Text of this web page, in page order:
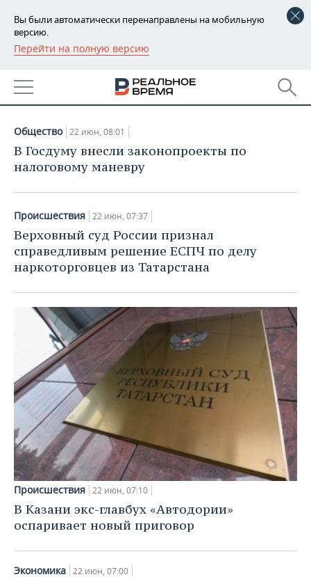
Вы были автоматически перенаправлены на мобильную
версию.
Перейти на полную версию
РЕГИОНЫ
БАШКОРТОСТАН
УДМУРТИЯ
НОВОСТИ
НОВОСТИ АНАЛИТИКИ
ДЕКЛАРАЦИИ О ДОХОДАХ
КОРОЛИ ГОСЗАКАЗА ПФО
ВУЗЫ ТАТАРСТАНА
КОМУ ПРИНАДЛЕЖАТ
ТАТАРСТАНА
ЭКОНОМИКА
НОВОСТИ ЭКОНОМИКИ
ФИНАНСЫ
БАНКИ
БЮДЖЕТ
ИНВЕСТИЦИИ
НОВОСТИ
ПРОМЫШЛЕННОСТИ
АГРОПРОМ
НЕФТЕХИМИЯ
НЕФТЬ
ОПК
ЭНЕРГЕТИКА
НЕДВИЖИМОСТЬ
НОВОСТИ НЕДВИЖИМОСТИ
АВТО
НОВОСТИ АВТО
БИЗНЕС
НОВОСТИ БИЗНЕСА
РОЗНИЧНАЯ ТОРГОВЛЯ
ТРАНСПОРТ
УСЛУГИ
ТЕХНОЛОГИИ
НОВОСТИ ТЕХНОЛОГИЙ
IT
МЕДИА
ТЕЛЕКОММУНИКАЦИИ
МЕРОПРИЯТИЯ
НОВОСТИ МЕРОПРИЯТИЙ
ВЫЕЗДНАЯ РЕДАКЦИЯ
БИЗНЕС-БРАНЧИ
ONLINE-КОНФЕРЕНЦИИ
ОТКРЫТАЯ ЛЕКЦИЯ
СПОРТ
НОВОСТИ СПОРТА
ФУТБОЛ
ХОККЕЙ
БАСКЕТБОЛ
ВОЛЕЙБОЛ
КИБЕРСПОРТ
ОБЩЕСТВО
НОВОСТИ ОБЩЕСТВА
ВЛАСТЬ
ИНФРАСТРУКТУРА
ИСТОРИЯ
КУЛЬТУРА
ФОТОГАЛЕРЕЯ
СЮЖЕТЫ
СПРАВОЧНИК
СПИСОК ПЕРСОН
СПИСОК КОМПАНИЙ
ПОЛНАЯ ВЕРСИЯ
22.06.2018
Общество 22 июн, 08:01
В Госдуму внесли законопроекты по
налоговому маневру
Происшествия 22 июн, 07:37
Верховный суд России признал
справедливым решение ЕСПЧ по делу
наркоторговцев из Татарстана
Происшествия 22 июн, 07:10
В Казани экс-главбух «Автодории»
оспаривает новый приговор
Экономика 22 июн, 07:00